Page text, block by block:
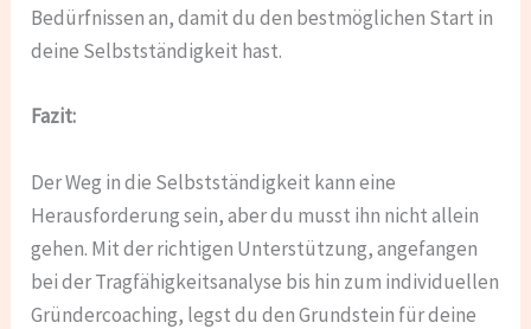
Bedürfnissen an, damit du den bestmöglichen Start in
deine Selbstständigkeit hast.
Fazit:
Der Weg in die Selbstständigkeit kann eine
Herausforderung sein, aber du musst ihn nicht allein
gehen. Mit der richtigen Unterstützung, angefangen
bei der Tragfähigkeitsanalyse bis hin zum individuellen
Gründercoaching, legst du den Grundstein für deine